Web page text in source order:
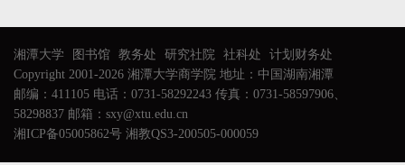
湘潭大学 图书馆 教务处 研究社院 社科处
计划财务处
Copyright 2001-2026 湘潭大学商学院 地址：中国湖南湘潭
邮编：411105 电话：0731-58292243 传真：0731-58597906、
58298837 邮箱：sxy@xtu.edu.cn
湘ICP备05005862号 湘教QS3-200505-000059